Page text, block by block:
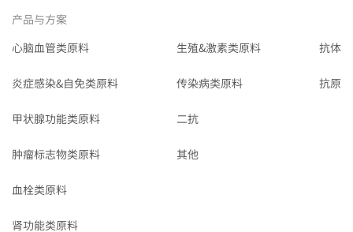
产品与方案
心脑血管类原料
炎症感染&自免类原料
甲状腺功能类原料
肿瘤标志物类原料
血栓类原料
肾功能类原料
生殖&激素类原料
传染病类原料
二抗
其他
抗体
抗原